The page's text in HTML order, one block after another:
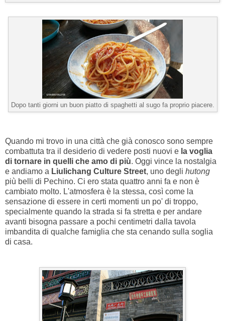
Dopo tanti giorni un buon piatto di spaghetti al sugo fa proprio piacere.
Quando mi trovo in una città che già conosco sono sempre
combattuta tra il desiderio di vedere posti nuovi e la voglia
di tornare in quelli che amo di più. Oggi vince la nostalgia
e andiamo a Liulichang Culture Street, uno degli hutong
più belli di Pechino. Ci ero stata quattro anni fa e non è
cambiato molto. L'atmosfera è la stessa, così come la
sensazione di essere in certi momenti un po' di troppo,
specialmente quando la strada si fa stretta e per andare
avanti bisogna passare a pochi centimetri dalla tavola
imbandita di qualche famiglia che sta cenando sulla soglia
di casa.